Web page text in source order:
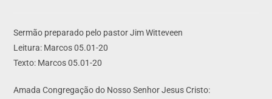
Sermão preparado pelo pastor Jim Witteveen
Leitura: Marcos 05.01-20
Texto: Marcos 05.01-20
Amada Congregação do Nosso Senhor Jesus Cristo: